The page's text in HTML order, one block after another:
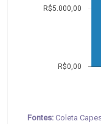
R$0,00
R$5.000,00
Fontes: Coleta